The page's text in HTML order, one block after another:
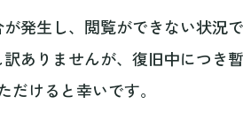
発生し、閲覧ができない状況で
ありませんが、復旧中につき
だけると幸いです。